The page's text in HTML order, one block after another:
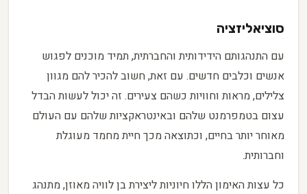
סוציאליזציה
עם התנהגותם הידידותית והחברתית, תמיד מוכנים לפגוש
אנשים וכלבים חדשים. עם זאת, חשוב להכיר להם מגוון
צלילים, מראות וחוויות כשהם צעירים. זה יכול לעשות הבדל
עצום בטמפרמנט שלהם ובאינטראקציות שלהם עם העולם
מאוחר יותר בחיים, וכתוצאה מכך חיית מחמד מעוגלת
וחברותית.
כל עצות האימון הללו חיוניות ליצירת בן לוויה מאוזן, מתנהג